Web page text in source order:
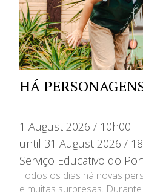
HÁ
1 August 2026 / 10h00
until 31 August 2026 /
Serviço Educativo do
Todos os dias há novas
e muitas surpresas.